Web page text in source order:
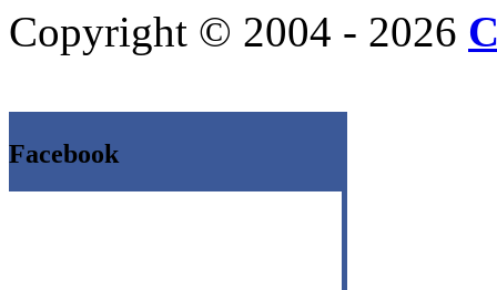
Copyright © 2004 - 2026
Facebook